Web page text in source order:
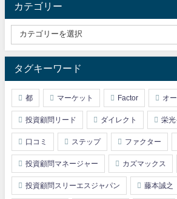
カテゴリー
タグキーワード
都 マーケット Factor オ
投資顧問リード ダイレクト 栄光
口コミ ステップ ファクター
投資顧問マネージャー カズマックス
投資顧問スリーエスジャパン 藤本誠之